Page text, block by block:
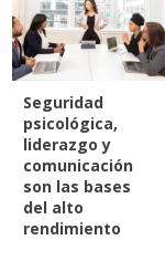
Seguridad
psicológica,
liderazgo y
comunicación
son las bases
del alto
rendimiento